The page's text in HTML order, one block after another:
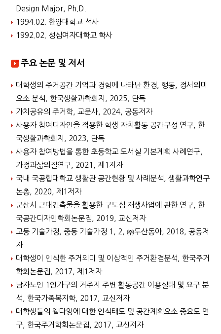
Design Major, Ph.D.
1994.02. 한양대학교 석사
1992.02. 성심여자대학교 학사
주요 논문 및 저서
대학생의 주거공간 기억과 경험에 나타난 환경, 행동, 정서의미
요소 분석, 한국생활과학회지, 2025, 단독
가치공유의 주거학, 교문사, 2024, 공동저자
사용자 참여디자인을 적용한 학생 자치활동 공간구성 연구, 한
국생활과학회지, 2023, 단독
사용자 참여방법을 통한 초등학교 도서실 기본계획 사례연구,
가정과삶의질연구, 2021, 제1저자
국내 국공립대학교 생활관 공간현황 및 사례분석, 생활과학연구
논총, 2020, 제1저자
군산시 근대건축물을 활용한 구도심 재생사업에 관한 연구, 한
국공간디자인학회논문집, 2019, 교신저자
고등 기술가정, 중등 기술가정 1, 2, ㈜두산동아, 2018, 공동저
자
대학생이 인식한 주거의미 및 이상적인 주거환경분석, 한국주거
학회논문집, 2017, 제1저자
남자노인 1인가구의 거주지 주변 활동공간 이용실태 및 요구 분
석, 한국가족복지학, 2017, 교신저자
대학생들의 웰다잉에 대한 인식태도 및 공간계획요소 중요도 연
구, 한국주거학회논문집, 2017, 교신저자